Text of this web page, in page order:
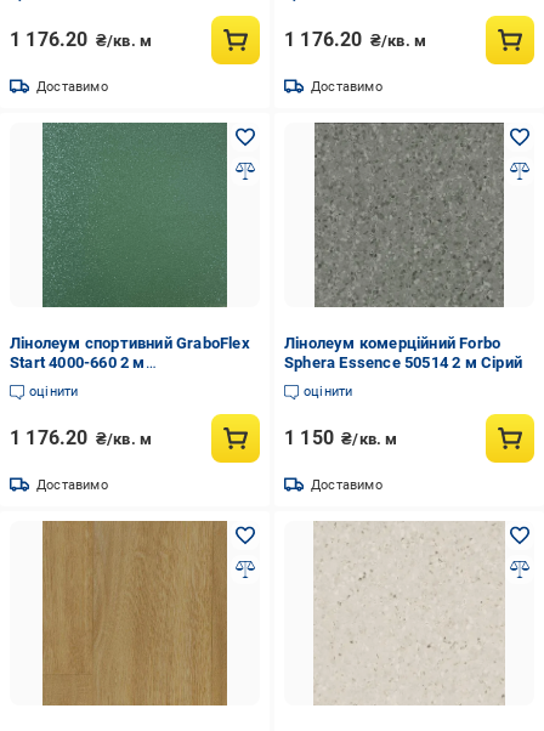
1 176.20 ₴/кв. м
Доставимо
1 176.20 ₴/кв. м
Доставимо
Лінолеум спортивний GraboFlex
Start 4000-660 2 м
(904d870w167)
оцінити
1 176.20 ₴/кв. м
Доставимо
Лінолеум комерційний Forbo
Sphera Essence 50514 2 м Сірий
оцінити
1 150 ₴/кв. м
Доставимо